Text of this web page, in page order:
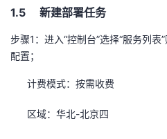
1.5 新建部署任务
步骤1 ：进入“控制台”选择“服务列表
配置；
计费模式：按需收费
区域：华北-北京四